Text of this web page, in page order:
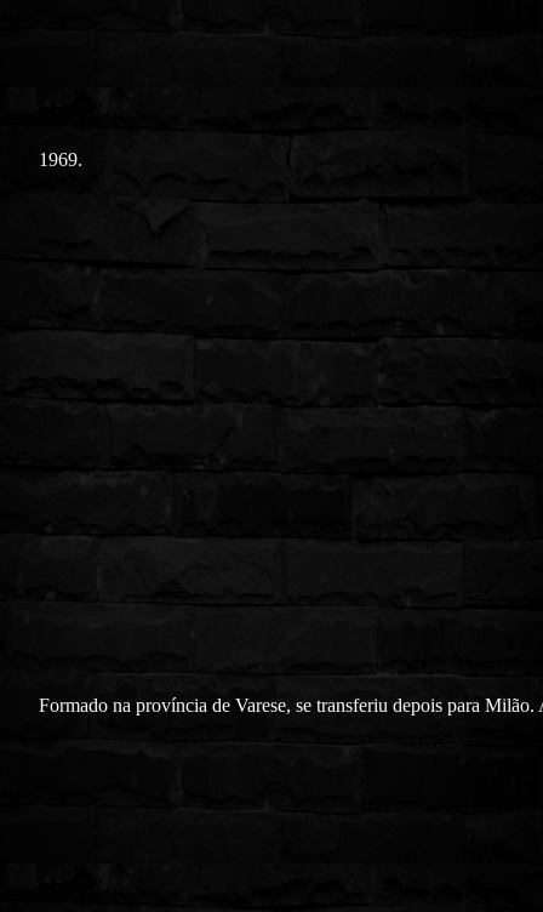
1969.
Formado na província de Varese, se transferiu depois para Milão.